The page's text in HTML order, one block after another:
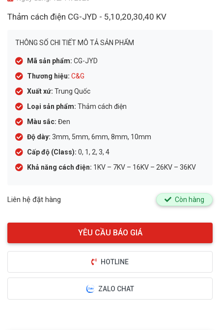
Thảm cách điện CG-JYD - 5,10,20,30,40 KV
THÔNG SỐ CHI TIẾT MÔ TẢ SẢN PHẨM
Mã sản phẩm: CG-JYD
Thương hiệu: C&G
Xuất xứ: Trung Quốc
Loại sản phẩm: Thảm cách điện
Màu sắc: Đen
Độ dày: 3mm, 5mm, 6mm, 8mm, 10mm
Cấp độ (Class): 0, 1, 2, 3, 4
Khả năng cách điện: 1KV – 7KV – 16KV – 26KV – 36KV
Liên hệ đặt hàng Còn hàng
HOTLINE
ZALO CHAT